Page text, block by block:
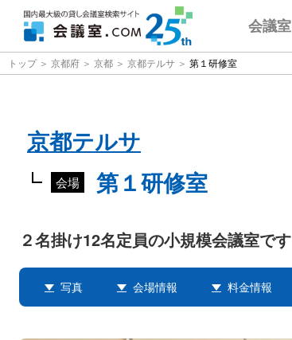
会議室
トップ 京都府 京都 京都テルサ 第１研修室
京都テルサ
会場 第１研修室
２名掛け12名定員の小規模会議室です
写真 会場情報 料金情報